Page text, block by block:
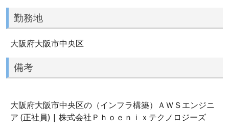
勤務地
大阪府大阪市中央区
備考
大阪府大阪市中央区の（インフラ構築）ＡＷＳエンジニ
ア (正社員) | 株式会社Ｐｈｏｅｎｉｘテクノロジーズ